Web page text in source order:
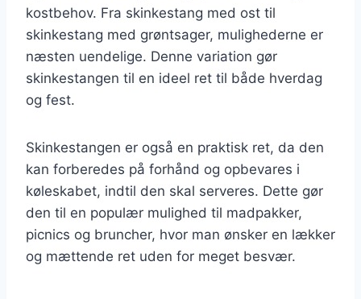
kostbehov. Fra skinkestang med ost til
skinkestang med grøntsager, mulighederne er
næsten uendelige. Denne variation gør
skinkestangen til en ideel ret til både hverdag
og fest.
Skinkestangen er også en praktisk ret, da den
kan forberedes på forhånd og opbevares i
køleskabet, indtil den skal serveres. Dette gør
den til en populær mulighed til madpakker,
picnics og bruncher, hvor man ønsker en lækker
og mættende ret uden for meget besvær.